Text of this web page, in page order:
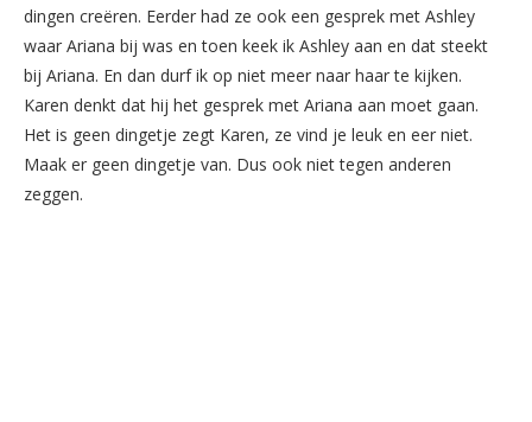
dingen creëren. Eerder had ze ook een gesprek met Ashley
waar Ariana bij was en toen keek ik Ashley aan en dat steekt
bij Ariana. En dan durf ik op niet meer naar haar te kijken.
Karen denkt dat hij het gesprek met Ariana aan moet gaan.
Het is geen dingetje zegt Karen, ze vind je leuk en eer niet.
Maak er geen dingetje van. Dus ook niet tegen anderen
zeggen.